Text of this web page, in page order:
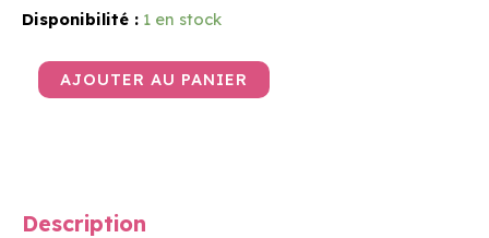
Disponibilité : 1 en stock
AJOUTER AU PANIER
Description